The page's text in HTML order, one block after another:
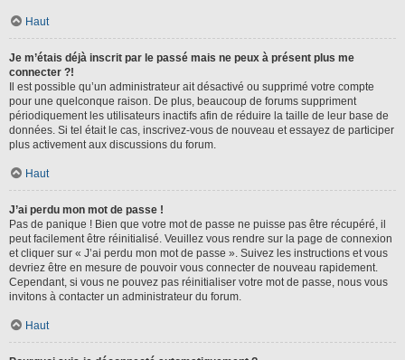
Haut
Je m’étais déjà inscrit par le passé mais ne peux à présent plus me
connecter ?!
Il est possible qu’un administrateur ait désactivé ou supprimé votre compte
pour une quelconque raison. De plus, beaucoup de forums suppriment
périodiquement les utilisateurs inactifs afin de réduire la taille de leur base de
données. Si tel était le cas, inscrivez-vous de nouveau et essayez de participer
plus activement aux discussions du forum.
Haut
J’ai perdu mon mot de passe !
Pas de panique ! Bien que votre mot de passe ne puisse pas être récupéré, il
peut facilement être réinitialisé. Veuillez vous rendre sur la page de connexion
et cliquer sur « J’ai perdu mon mot de passe ». Suivez les instructions et vous
devriez être en mesure de pouvoir vous connecter de nouveau rapidement.
Cependant, si vous ne pouvez pas réinitialiser votre mot de passe, nous vous
invitons à contacter un administrateur du forum.
Haut